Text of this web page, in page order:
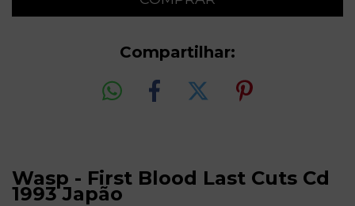
Compartilhar:
Wasp - First Blood Last Cuts Cd
1993 Japão